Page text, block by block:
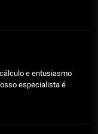
e entusiasmo
especialista é